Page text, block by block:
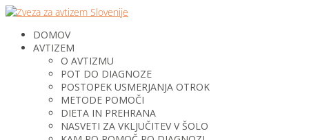
DOMOV
AVTIZEM
O AVTIZMU
POT DO DIAGNOZE
POSTOPEK USMERJANJA OTROK
METODE POMOČI
DIETA IN PREHRANA
NASVETI ZA VKLJUČITEV V ŠOLO